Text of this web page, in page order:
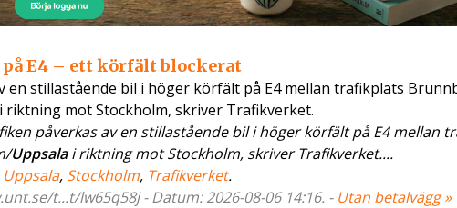
E4 – ett körfält blockerat
en stillastående bil i höger körfält på E4 mellan trafikplats
riktning mot Stockholm, skriver Trafikverket.
påverkas av en stillastående bil i höger körfält på E4 mellan
Uppsalai riktning mot Stockholm, skriver Trafikverket....
Uppsala, Stockholm, Trafikverket.
t...t/lw65q58j - Datum: 2026-08-06 14:16. - Utan betalvägg »